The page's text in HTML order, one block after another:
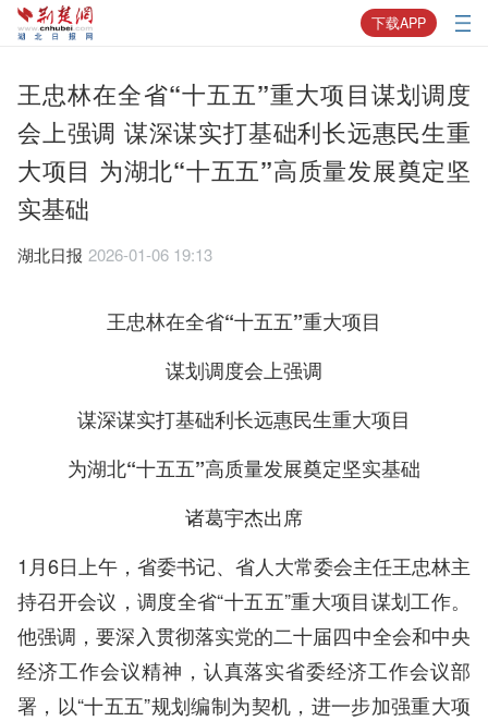
下载APP
王忠林在全省“十五五”重大项目谋划调度
会上强调 谋深谋实打基础利长远惠民生重
大项目 为湖北“十五五”高质量发展奠定坚
实基础
湖北日报 2026-01-06 19:13
王忠林在全省“十五五”重大项目
谋划调度会上强调
谋深谋实打基础利长远惠民生重大项目
为湖北“十五五”高质量发展奠定坚实基础
诸葛宇杰出席
1月6日上午，省委书记、省人大常委会主任王忠林主
持召开会议，调度全省“十五五”重大项目谋划工作。
他强调，要深入贯彻落实党的二十届四中全会和中央
经济工作会议精神，认真落实省委经济工作会议部
署，以“十五五”规划编制为契机，进一步加强重大项